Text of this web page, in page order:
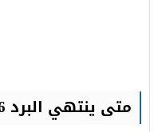
متى ينتهي البرد 1446